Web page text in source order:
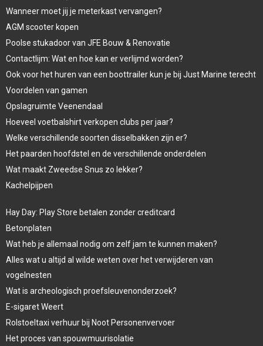
Wanneer moet jij je meterkast vervangen?
AGM scooter kopen
Poolse stukadoor van JFE Bouw & Renovatie
Contactlijm: Wat en hoe kan er verlijmd worden?
Ook voor het huren van een boottrailer kun je bij Just Marine terecht
Voordelen van gamen
Opslagruimte Veenendaal
Hoeveel voetbalshirt verkopen clubs per jaar?
Welke verschillende soorten disselbakken zijn er?
Het paarden hoofdstel en de verschillende onderdelen
Wat maakt Zweedse Snus zo lekker?
Kachelpijpen
Hay Day: Play Store betalen zonder creditcard
Betonplaten
Wat heb je allemaal nodig om zelf jam te kunnen maken?
Alles wat u altijd al wilde weten over het verwijderen van
vogelnesten
Wat is archeologisch proefsleuvenonderzoek?
E-sigaret Weert
Rolstoeltaxi verhuur bij Noot Personenvervoer
Het proces van spouwmuurisolatie